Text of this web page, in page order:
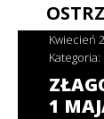
Kwiecień
Kategoria:
1